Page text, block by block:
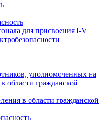
для присвоения I-V
уполномоченных на
области гражданской
в области гражданской